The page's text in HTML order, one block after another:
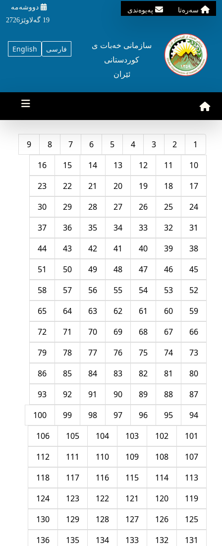
سه‌ره‌تا په‌یوه‌ندی
دووشه‌مه‌‌
19 گه‌لاوێژ2726
English فارسی
سازمانی خه‌بات ی
کوردستانی
ئێران
1
2
3
4
5
6
7
8
9
10
11
12
13
14
15
16
17
18
19
20
21
22
23
24
25
26
27
28
29
30
31
32
33
34
35
36
37
38
39
40
41
42
43
44
45
46
47
48
49
50
51
52
53
54
55
56
57
58
59
60
61
62
63
64
65
66
67
68
69
70
71
72
73
74
75
76
77
78
79
80
81
82
83
84
85
86
87
88
89
90
91
92
93
94
95
96
97
98
99
100
101
102
103
104
105
106
107
108
109
110
111
112
113
114
115
116
117
118
119
120
121
122
123
124
125
126
127
128
129
130
131
132
133
134
135
136